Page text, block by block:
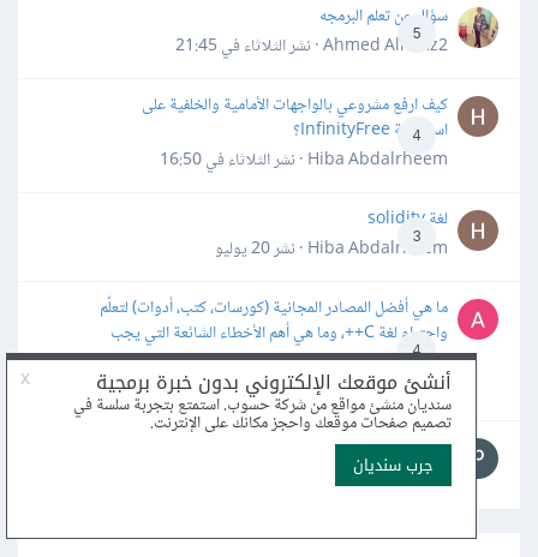
5
سؤال عن تعلم البرمجه
Ahmed Alhafiz2 · نشر
الثلاثاء في 21:45
4
كيف ارفع مشروعي بالواجهات الأمامية والخلفية على
استضافة InfinityFree؟
Hiba Abdalrheem · نشر
الثلاثاء في 16:50
3
لغة solidity
Hiba Abdalrheem · نشر
20 يوليو
4
ما هي أفضل المصادر المجانية (كورسات، كتب، أدوات) لتعلّم
واحترام لغة C++، وما هي أهم الأخطاء الشائعة التي يجب
تجنبها؟
Tech_Aspire · نشر
14 يوليو
4
كم علي ان اعطي وقت للدورة
محمد سداتي صامد2 · نشر